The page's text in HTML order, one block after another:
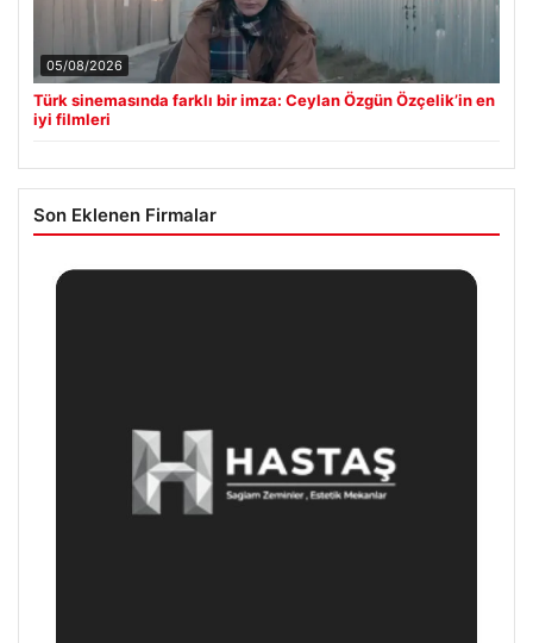
05/08/2026
Türk sinemasında farklı bir imza: Ceylan Özgün Özçelik’in en
iyi filmleri
Son Eklenen Firmalar